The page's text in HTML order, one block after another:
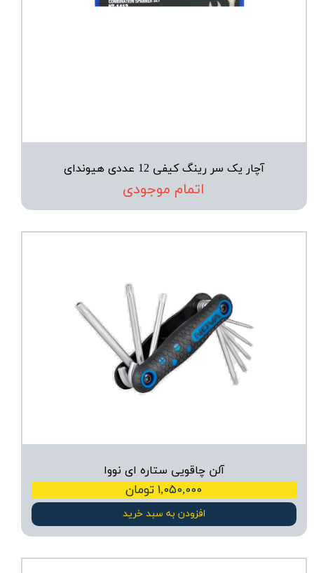
آچار یک سر رینگ کیفی 12 عددی هیوندای
اتمام موجودی
آلن چاقویی ستاره ای نووا
۱,۰۵۰,۰۰۰ تومان
افزودن به سبد خرید